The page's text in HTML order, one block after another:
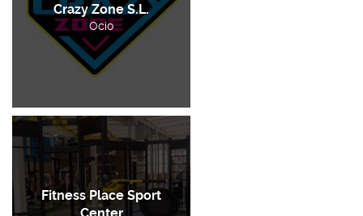
Crazy Zone S.L.
Ocio
Fitness Place Sport